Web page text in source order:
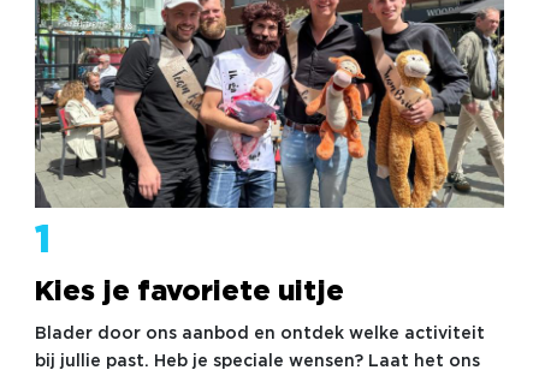
1
Kies je favoriete uitje
Blader door ons aanbod en ontdek welke activiteit
bij jullie past. Heb je speciale wensen? Laat het ons